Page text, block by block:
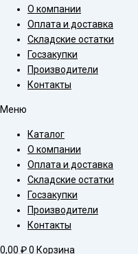
О компании
Оплата и доставка
Складские остатки
Госзакупки
Производители
Контакты
Меню
Каталог
О компании
Оплата и доставка
Складские остатки
Госзакупки
Производители
Контакты
0,00 ₽0 Корзина